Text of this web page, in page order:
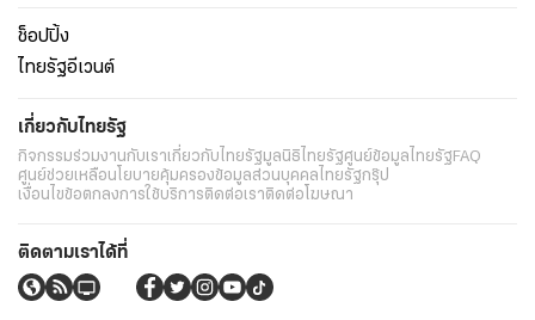
ช็อปปิ้ง
ไทยรัฐอีเวนต์
เกี่ยวกับไทยรัฐ
กิจกรรมร่วมงานกับเราเกี่ยวกับไทยรัฐมูลนิธิไทยรัฐศูนย์ข้อมูลไทยรัฐFAQ
ศูนย์ช่วยเหลือนโยบายคุ้มครองข้อมูลส่วนบุคคลไทยรัฐกรุ๊ป
เงื่อนไขข้อตกลงการใช้บริการติดต่อเราติดต่อโฆษณา
ติดตามเราได้ที่